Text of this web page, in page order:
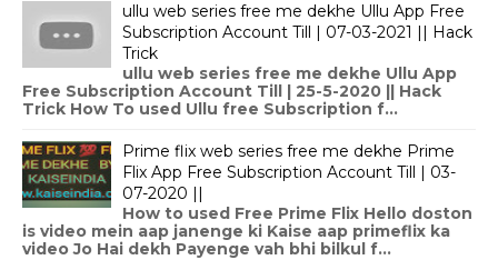
ullu web series free me dekhe Ullu App Free
Subscription Account Till | 07-03-2021 || Hack
Trick
ullu web series free me dekhe Ullu App
Free Subscription Account Till | 25-5-2020 || Hack
Trick How To used Ullu free Subscription f...
Prime flix web series free me dekhe Prime
Flix App Free Subscription Account Till | 03-
07-2020 ||
How to used Free Prime Flix Hello doston
is video mein aap janenge ki Kaise aap primeflix ka
video Jo Hai dekh Payenge vah bhi bilkul f...